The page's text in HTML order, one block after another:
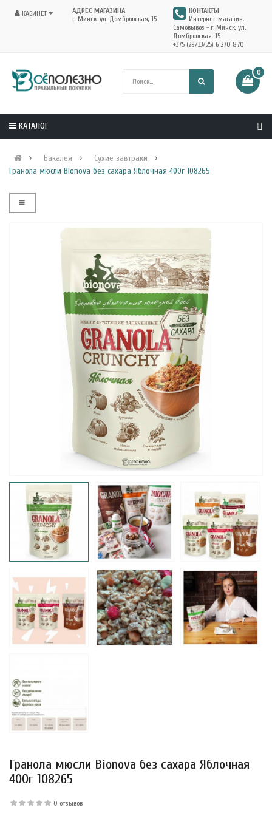
КАБИНЕТ
АДРЕС МАГАЗИНА
г. Минск, ул. Домбровская, 15
КОНТАКТЫ
Интернет-магазин.
Самовывоз - г. Минск, ул.
Домбровская, 15
+375 (29/33/25) 6 270 870
0
КАТАЛОГ
Бакалея
Сухие завтраки
Гранола мюсли Bionova без сахара Яблочная 400г 108265
Гранола мюсли Bionova без сахара Яблочная
400г 108265
0 отзывов